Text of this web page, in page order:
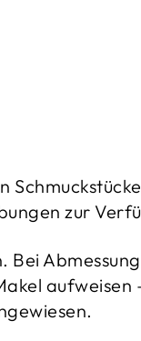
zur
aufweisen